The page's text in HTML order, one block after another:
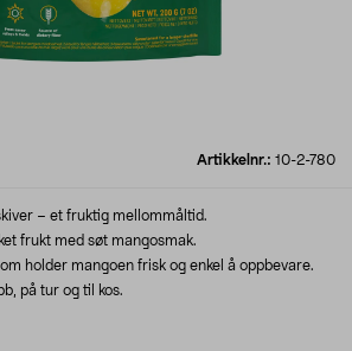
Artikkelnr.: 10-2-780
– et fruktig mellommåltid.
frukt med søt mangosmak.
holder mangoen frisk og enkel å oppbevare.
på tur og til kos.